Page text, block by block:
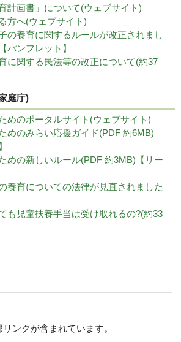
計画書」について(ウェブサイト)
方へ(ウェブサイト)
の養育に関するルールが改正されまし
パンフレット】
に関する民法等の改正について(約37
庭庁)
めのポータルサイト(ウェブサイト)
めのみらい応援ガイド(PDF 約6MB)
めの新しいルール(PDF 約3MB)【リー
養育についての法律が見直されました
も児童扶養手当は受け取れるの?(約33
ンクが含まれています。